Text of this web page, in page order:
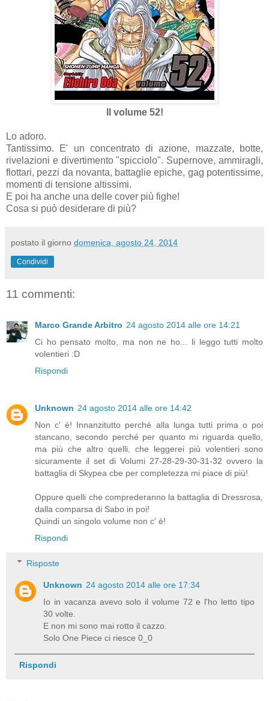
Il volume 52!
Lo adoro.
Tantissimo. E' un concentrato di azione, mazzate, botte,
rivelazioni e divertimento "spicciolo". Supernove, ammiragli,
flottari, pezzi da novanta, battaglie epiche, gag potentissime,
momenti di tensione altissimi.
E poi ha anche una delle cover più fighe!
Cosa si può desiderare di più?
postato il giorno domenica, agosto 24, 2014
Condividi
11 commenti:
Marco Grande Arbitro 24 agosto 2014 alle ore 14:21
Ci ho pensato molto, ma non ne ho... li leggo tutti molto
volentieri :D
Rispondi
Unknown 24 agosto 2014 alle ore 14:42
Non c' è! Innanzitutto perché alla lunga tutti prima o poi
stancano, secondo perché per quanto mi riguarda quello,
ma più che altro quelli, che leggerei più volentieri sono
sicuramente il set di Volumi 27-28-29-30-31-32 ovvero la
battaglia di Skypea cbe per completezza mi piace di più!
Oppure quelli che comprederanno la battaglia di Dressrosa,
dalla comparsa di Sabo in poi!
Quindi un singolo volume non c' è!
Rispondi
Risposte
Unknown 24 agosto 2014 alle ore 17:34
Io in vacanza avevo solo il volume 72 e l'ho letto tipo
30 volte.
E non mi sono mai rotto il cazzo.
Solo One Piece ci riesce 0_0
Rispondi